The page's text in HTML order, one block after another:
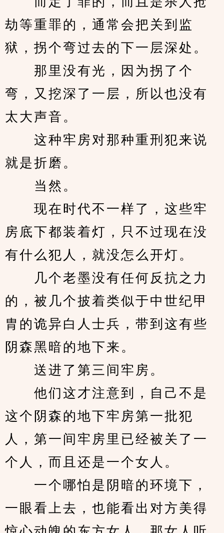
劫等重罪的，通常会把关到监
狱，拐个弯过去的下一层深处。
那里没有光，因为拐了个
弯，又挖深了一层，所以也没有
太大声音。
这种牢房对那种重刑犯来说
就是折磨。
当然。
现在时代不一样了，这些牢
房底下都装着灯，只不过现在没
有什么犯人，就没怎么开灯。
几个老墨没有任何反抗之力
的，被几个披着类似于中世纪甲
胄的诡异白人士兵，带到这有些
阴森黑暗的地下来。
送进了第三间牢房。
他们这才注意到，自己不是
这个阴森的地下牢房第一批犯
人，第一间牢房里已经被关了一
个人，而且还是一个女人。
一个哪怕是阴暗的环境下，
一眼看上去，也能看出对方美得